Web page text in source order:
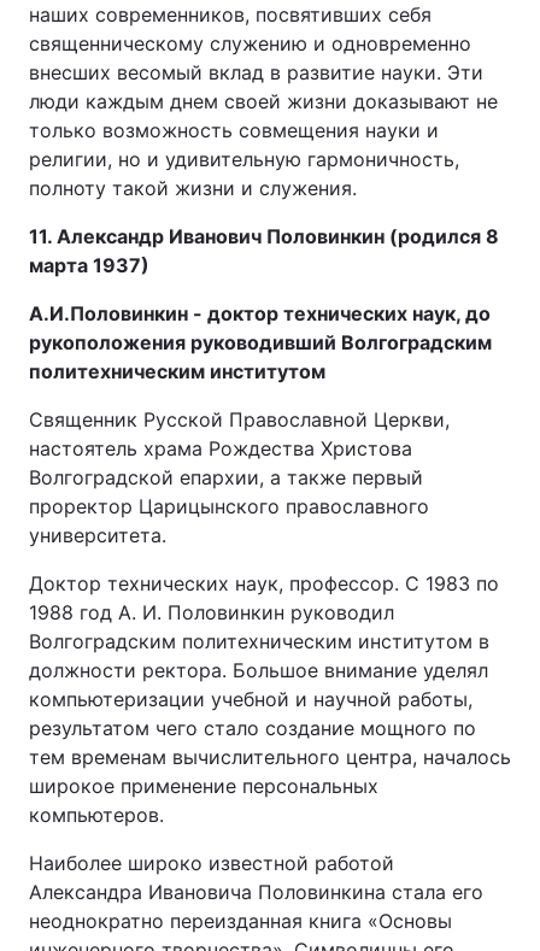
наших современников, посвятивших себя
священническому служению и одновременно
внесших весомый вклад в развитие науки. Эти
люди каждым днем своей жизни доказывают не
только возможность совмещения науки и
религии, но и удивительную гармоничность,
полноту такой жизни и служения.
11. Александр Иванович Половинкин (родился 8
марта 1937)
А.И.Половинкин - доктор технических наук, до
рукоположения руководивший Волгоградским
политехническим институтом
Священник Русской Православной Церкви,
настоятель храма Рождества Христова
Волгоградской епархии, а также первый
проректор Царицынского православного
университета.
Доктор технических наук, профессор. С 1983 по
1988 год А. И. Половинкин руководил
Волгоградским политехническим институтом в
должности ректора. Большое внимание уделял
компьютеризации учебной и научной работы,
результатом чего стало создание мощного по
тем временам вычислительного центра, началось
широкое применение персональных
компьютеров.
Наиболее широко известной работой
Александра Ивановича Половинкина стала его
неоднократно переизданная книга «Основы